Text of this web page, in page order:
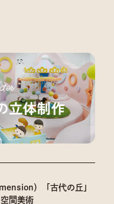
）「古代の丘」
間美術